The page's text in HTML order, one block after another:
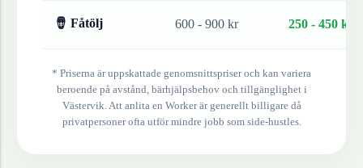
🪘 Fåtölj 600 - 900 kr 250 - 450 kr
* Priserna är uppskattade genomsnittspriser och kan variera
beroende på avstånd, bärhjälpsbehov och tillgänglighet i
Västervik. Att anlita en Worker är generellt billigare då
privatpersoner ofta utför mindre jobb som side-hustles.